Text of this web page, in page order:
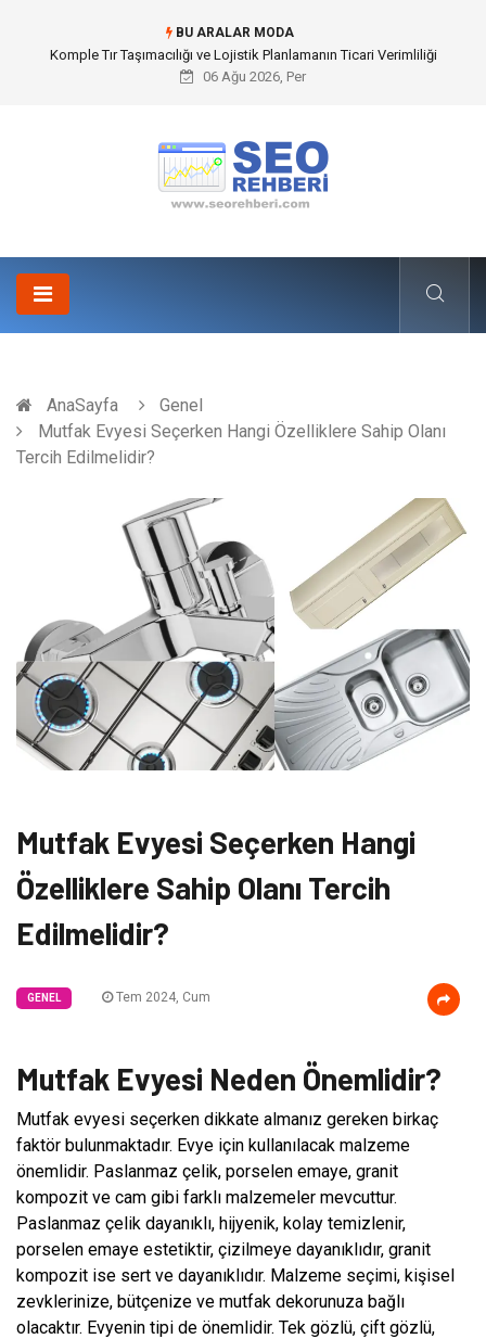
BU ARALAR MODA
Ünlü Mimarlık Ofisleri ve Bir Hayalin Betonla İmtihanı
06 Ağu 2026, Per
AnaSayfa
Genel
Mutfak Evyesi Seçerken Hangi Özelliklere Sahip Olanı
Tercih Edilmelidir?
Mutfak Evyesi Seçerken Hangi
Özelliklere Sahip Olanı Tercih
Edilmelidir?
GENEL Tem 2024, Cum
Mutfak Evyesi Neden Önemlidir?
Mutfak evyesi seçerken dikkate almanız gereken birkaç
faktör bulunmaktadır. Evye için kullanılacak malzeme
önemlidir. Paslanmaz çelik, porselen emaye, granit
kompozit ve cam gibi farklı malzemeler mevcuttur.
Paslanmaz çelik dayanıklı, hijyenik, kolay temizlenir,
porselen emaye estetiktir, çizilmeye dayanıklıdır, granit
kompozit ise sert ve dayanıklıdır. Malzeme seçimi, kişisel
zevklerinize, bütçenize ve mutfak dekorunuza bağlı
olacaktır. Evyenin tipi de önemlidir. Tek gözlü, çift gözlü,